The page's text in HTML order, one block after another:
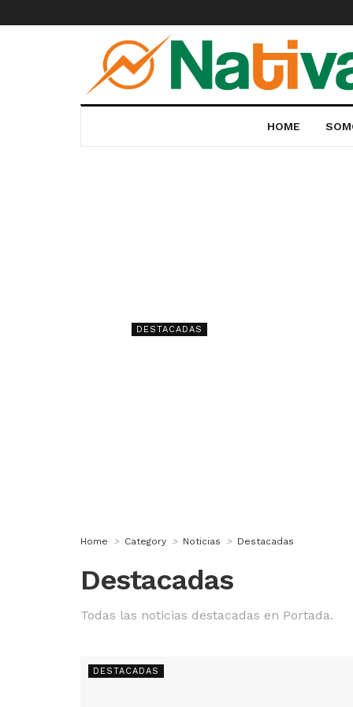
HOME
DESTACADAS
Home Category Noticias Destacadas
Destacadas
Todas las noticias destacadas en Portada.
DESTACADAS